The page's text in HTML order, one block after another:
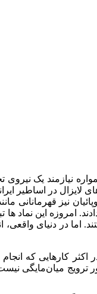
نیازمند یک
در اساطیر
نیز قهرمانانی
امروزه این
در دنیای واقعی،
اکثر کارهایی که
ترویج میان‌مایگی